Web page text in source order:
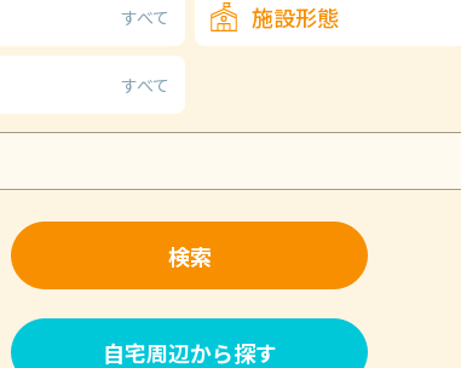
すべて 施設形態
すべて
検索
自宅周辺から探す